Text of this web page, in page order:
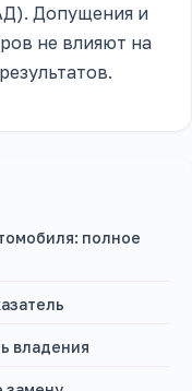
Допущения и
не влияют на
полное
владения